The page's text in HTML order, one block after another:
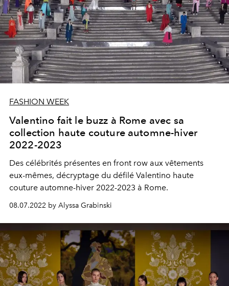
FASHION WEEK
Valentino fait le buzz à Rome avec sa
collection haute couture automne-hiver
2022-2023
Des célébrités présentes en front row aux vêtements
eux-mêmes, décryptage du défilé Valentino haute
couture automne-hiver 2022-2023 à Rome.
08.07.2022 by Alyssa Grabinski